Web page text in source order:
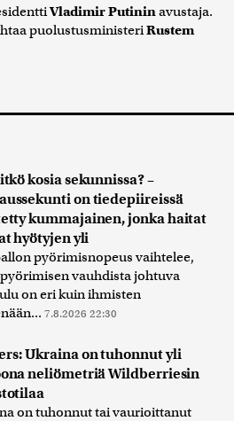
Vladimir Putininavustaja.
puolustusministeriRustem
kosia sekunnissa? –
on tiedepiireissä
kummajainen, jonka haitat
hyötyjen yli
pyörimisnopeus vaihtelee,
vauhdista johtuva
on eri kuin ihmisten
7.8.2026 22:30
Ukraina on tuhonnut yli
neliömetriä Wildberriesin
on tuhonnut tai vaurioittanut